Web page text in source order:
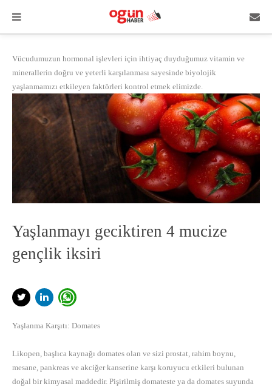
Vücudumuzun hormonal işlevleri için ihtiyaç duyduğumuz vitamin ve
minerallerin doğru ve yeterli karşılanması sayesinde biyolojik
yaşlanmamızı etkileyen faktörleri kontrol etmek elimizde.
Yaşlanmayı geciktiren 4 mucize
gençlik iksiri
Yaşlanma Karşıtı: Domates
Likopen, başlıca kaynağı domates olan ve sizi prostat, rahim boynu,
mesane, pankreas ve akciğer kanserine karşı koruyucu etkileri bulunan
doğal bir kimyasal maddedir. Pişirilmiş domateste ya da domates suyunda